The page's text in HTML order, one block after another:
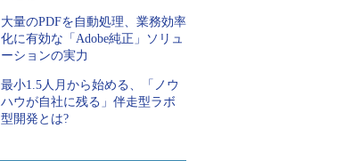
大量のPDFを自動処理、業務効率
化に有効な「Adobe純正」ソリュ
ーションの実力
最小1.5人月から始める、「ノウ
ハウが自社に残る」伴走型ラボ
型開発とは?